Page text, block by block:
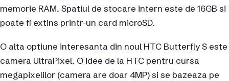
memorie RAM. Spatiul de stocare intern este de 16GB si
poate fi extins printr-un card microSD.
O alta optiune interesanta din noul HTC Butterfly S este
camera UltraPixel. O idee de la HTC pentru cursa
megapixelilor (camera are doar 4MP) si se bazeaza pe